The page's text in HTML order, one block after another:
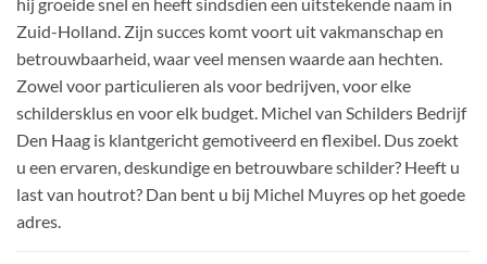
Zuid-Holland. Zijn succes komt voort uit vakmanschap en
betrouwbaarheid, waar veel mensen waarde aan hechten.
Zowel voor particulieren als voor bedrijven, voor elke
schildersklus en voor elk budget. Michel van Schilders Bedrijf
Den Haag is klantgericht gemotiveerd en flexibel. Dus zoekt
u een ervaren, deskundige en betrouwbare schilder? Heeft u
last van houtrot? Dan bent u bij Michel Muyres op het goede
adres.